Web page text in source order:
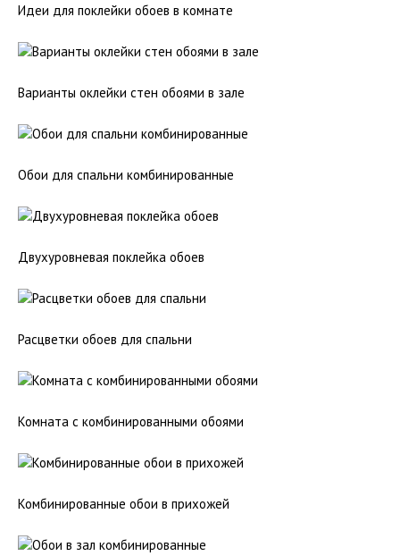
Идеи для поклейки обоев в комнате
Варианты оклейки стен обоями в зале
Обои для спальни комбинированные
Двухуровневая поклейка обоев
Расцветки обоев для спальни
Комната с комбинированными обоями
Комбинированные обои в прихожей